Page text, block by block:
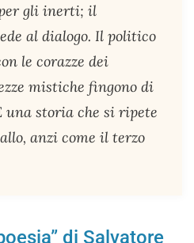
gli inerti; il
al dialogo. Il politico
le corazze dei
mistiche fingono di
una storia che si ripete
anzi come il terzo
di Salvatore